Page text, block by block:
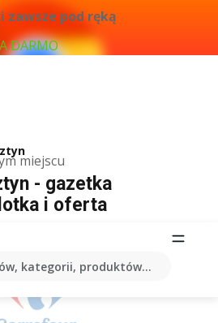
pod ręką
DARMO
miejscu
kategorii, produktów...
- gazetka
i oferta